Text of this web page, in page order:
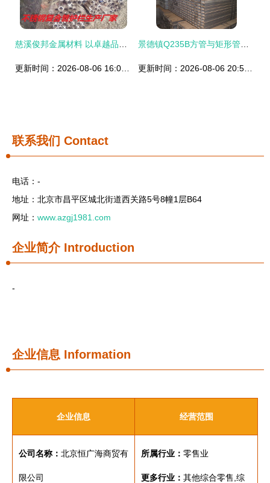
联系我们 Contact
电话：-
地址：北京市昌平区城北街道西关路5号8幢1层B64
网址： www.azgj1981.com
企业简介Introduction
-
企业信息 Information
企业信息 经营范围
公司名称： 北京恒广海商贸有
限公司
所属行业： 零售业
更多行业： 其他综合零售,综